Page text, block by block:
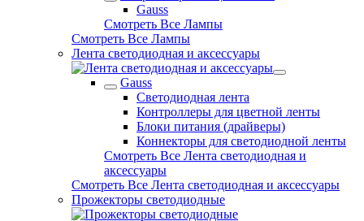
Gauss
Смотреть Все Лампы
Смотреть Все Лампы
Лента светодиодная и аксессуары
Gauss
Светодиодная лента
Контроллеры для цветной ленты
Блоки питания (драйверы)
Коннекторы для светодиодной ленты
Смотреть Все Лента светодиодная и
аксессуары
Смотреть Все Лента светодиодная и аксессуары
Прожекторы светодиодные